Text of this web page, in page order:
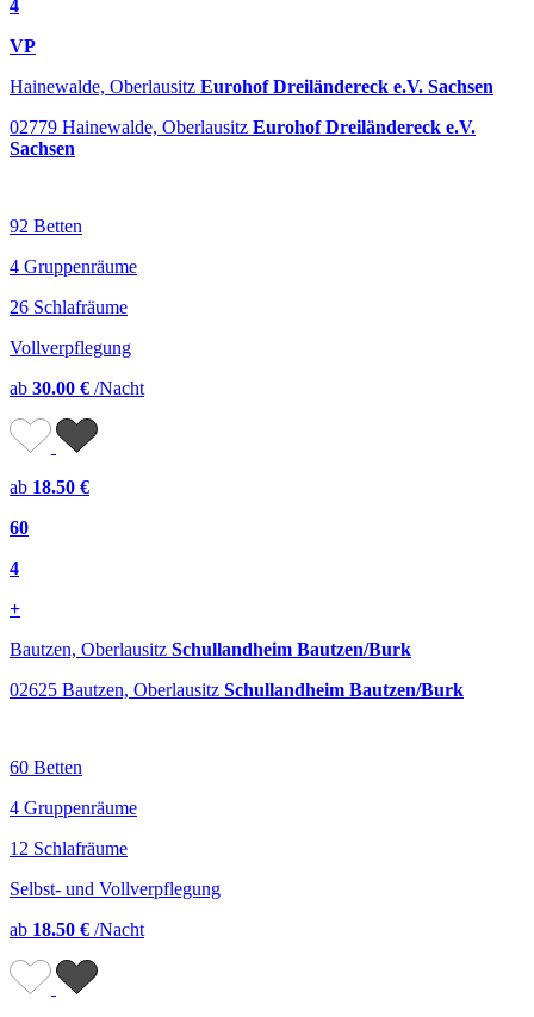
4
VP
Hainewalde, Oberlausitz Eurohof Dreiländereck e.V. Sachsen
02779 Hainewalde, Oberlausitz Eurohof Dreiländereck e.V.
Sachsen
92 Betten
4 Gruppenräume
26 Schlafräume
Vollverpflegung
ab 30.00 € /Nacht
ab 18.50 €
60
4
+
Bautzen, Oberlausitz Schullandheim Bautzen/Burk
02625 Bautzen, Oberlausitz Schullandheim Bautzen/Burk
60 Betten
4 Gruppenräume
12 Schlafräume
Selbst- und Vollverpflegung
ab 18.50 € /Nacht